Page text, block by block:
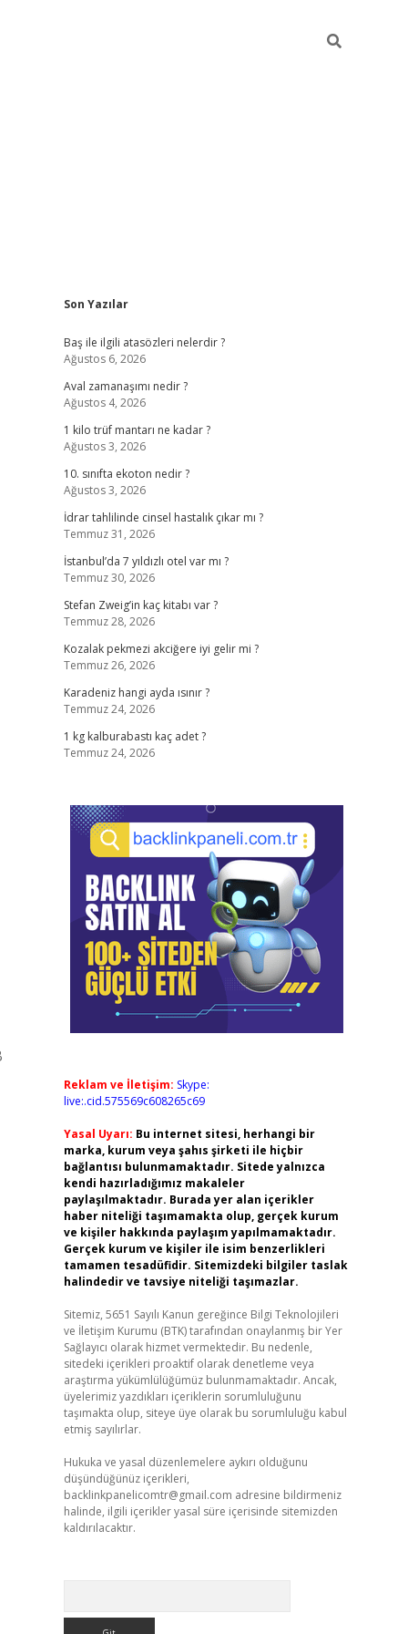
Sidebar
Son Yazılar
Baş ile ilgili atasözleri nelerdir ?
Ağustos 6, 2026
Aval zamanaşımı nedir ?
Ağustos 4, 2026
1 kilo trüf mantarı ne kadar ?
Ağustos 3, 2026
10. sınıfta ekoton nedir ?
Ağustos 3, 2026
İdrar tahlilinde cinsel hastalık çıkar mı ?
Temmuz 31, 2026
İstanbul’da 7 yıldızlı otel var mı ?
Temmuz 30, 2026
Stefan Zweig’in kaç kitabı var ?
Temmuz 28, 2026
Kozalak pekmezi akciğere iyi gelir mi ?
Temmuz 26, 2026
Karadeniz hangi ayda ısınır ?
Temmuz 24, 2026
1 kg kalburabastı kaç adet ?
Temmuz 24, 2026
Reklam ve İletişim: Skype:
live:.cid.575569c608265c69
Yasal Uyarı: Bu internet sitesi, herhangi bir
marka, kurum veya şahıs şirketi ile hiçbir
bağlantısı bulunmamaktadır. Sitede yalnızca
kendi hazırladığımız makaleler
paylaşılmaktadır. Burada yer alan içerikler
haber niteliği taşımamakta olup, gerçek kurum
ve kişiler hakkında paylaşım yapılmamaktadır.
Gerçek kurum ve kişiler ile isim benzerlikleri
tamamen tesadüfidir. Sitemizdeki bilgiler taslak
halindedir ve tavsiye niteliği taşımazlar.
Sitemiz, 5651 Sayılı Kanun gereğince Bilgi Teknolojileri
ve İletişim Kurumu (BTK) tarafından onaylanmış bir Yer
Sağlayıcı olarak hizmet vermektedir. Bu nedenle,
sitedeki içerikleri proaktif olarak denetleme veya
araştırma yükümlülüğümüz bulunmamaktadır. Ancak,
üyelerimiz yazdıkları içeriklerin sorumluluğunu
taşımakta olup, siteye üye olarak bu sorumluluğu kabul
etmiş sayılırlar.
Hukuka ve yasal düzenlemelere aykırı olduğunu
düşündüğünüz içerikleri,
backlinkpanelicomtr@gmail.com adresine bildirmeniz
halinde, ilgili içerikler yasal süre içerisinde sitemizden
kaldırılacaktır.